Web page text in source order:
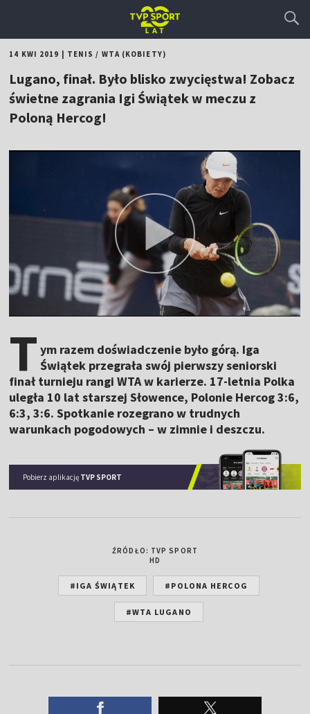
14 KWI 2019 TENIS / WTA (KOBIETY)
Lugano, finał. Było blisko zwycięstwa! Zobacz
świetne zagrania Igi Świątek w meczu z
Poloną Hercog!
T ym razem doświadczenie było górą. Iga
Świątek przegrała swój pierwszy seniorski
finał turnieju rangi WTA w karierze. 17-letnia Polka
uległa 10 lat starszej Słowence, Polonie Hercog 3:6,
6:3, 3:6. Spotkanie rozegrano w trudnych
warunkach pogodowych – w zimnie i deszczu.
Pobierz aplikację TVP SPORT
ŹRÓDŁO: TVP SPORT
HD
#IGA ŚWIĄTEK #POLONA HERCOG
#WTA LUGANO